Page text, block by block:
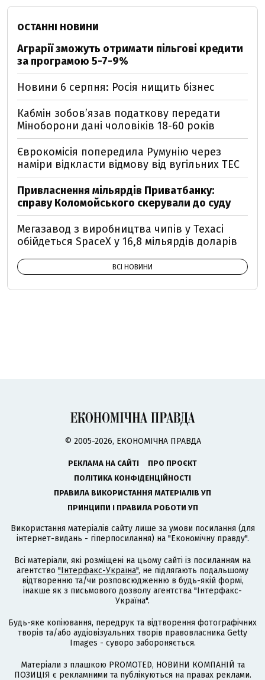
ОСТАННІ НОВИНИ
Аграрії зможуть отримати пільгові кредити
за програмою 5-7-9%
Новини 6 серпня: Росія нищить бізнес
Кабмін зобовʼязав податкову передати
Міноборони дані чоловіків 18-60 років
Єврокомісія попередила Румунію через
наміри відкласти відмову від вугільних ТЕС
Привласнення мільярдів Приватбанку:
справу Коломойського скерували до суду
Мегазавод з виробництва чипів у Техасі
обійдеться SpaceX у 16,8 мільярдів доларів
ВСІ НОВИНИ
© 2005-2026, ЕКОНОМІЧНА ПРАВДА
РЕКЛАМА НА САЙТІ
ПРО ПРОЄКТ
ПОЛІТИКА КОНФІДЕНЦІЙНОСТІ
ПРАВИЛА ВИКОРИСТАННЯ МАТЕРІАЛІВ УП
ПРИНЦИПИ І ПРАВИЛА РОБОТИ УП
Використання матеріалів сайту лише за умови посилання (для
інтернет-видань - гіперпосилання) на "Економічну правду".
Всі матеріали, які розміщені на цьому сайті із посиланням на
агентство "Інтерфакс-Україна", не підлягають подальшому
відтворенню та/чи розповсюдженню в будь-якій формі,
інакше як з письмового дозволу агентства "Інтерфакс-
Україна".
Будь-яке копіювання, передрук та відтворення фотографічних
творів та/або аудіовізуальних творів правовласника Getty
Images - суворо забороняється.
Матеріали з плашкою PROMOTED, НОВИНИ КОМПАНІЙ та
ПОЗИЦІЯ є рекламними та публікуються на правах реклами.